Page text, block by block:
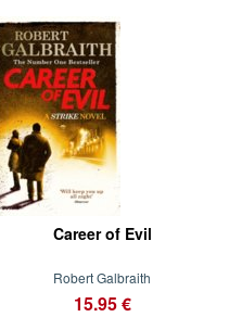
Career of Evil
Robert Galbraith
15.95 €